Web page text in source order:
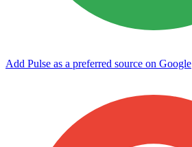
Add Pulse as a preferred source on Google